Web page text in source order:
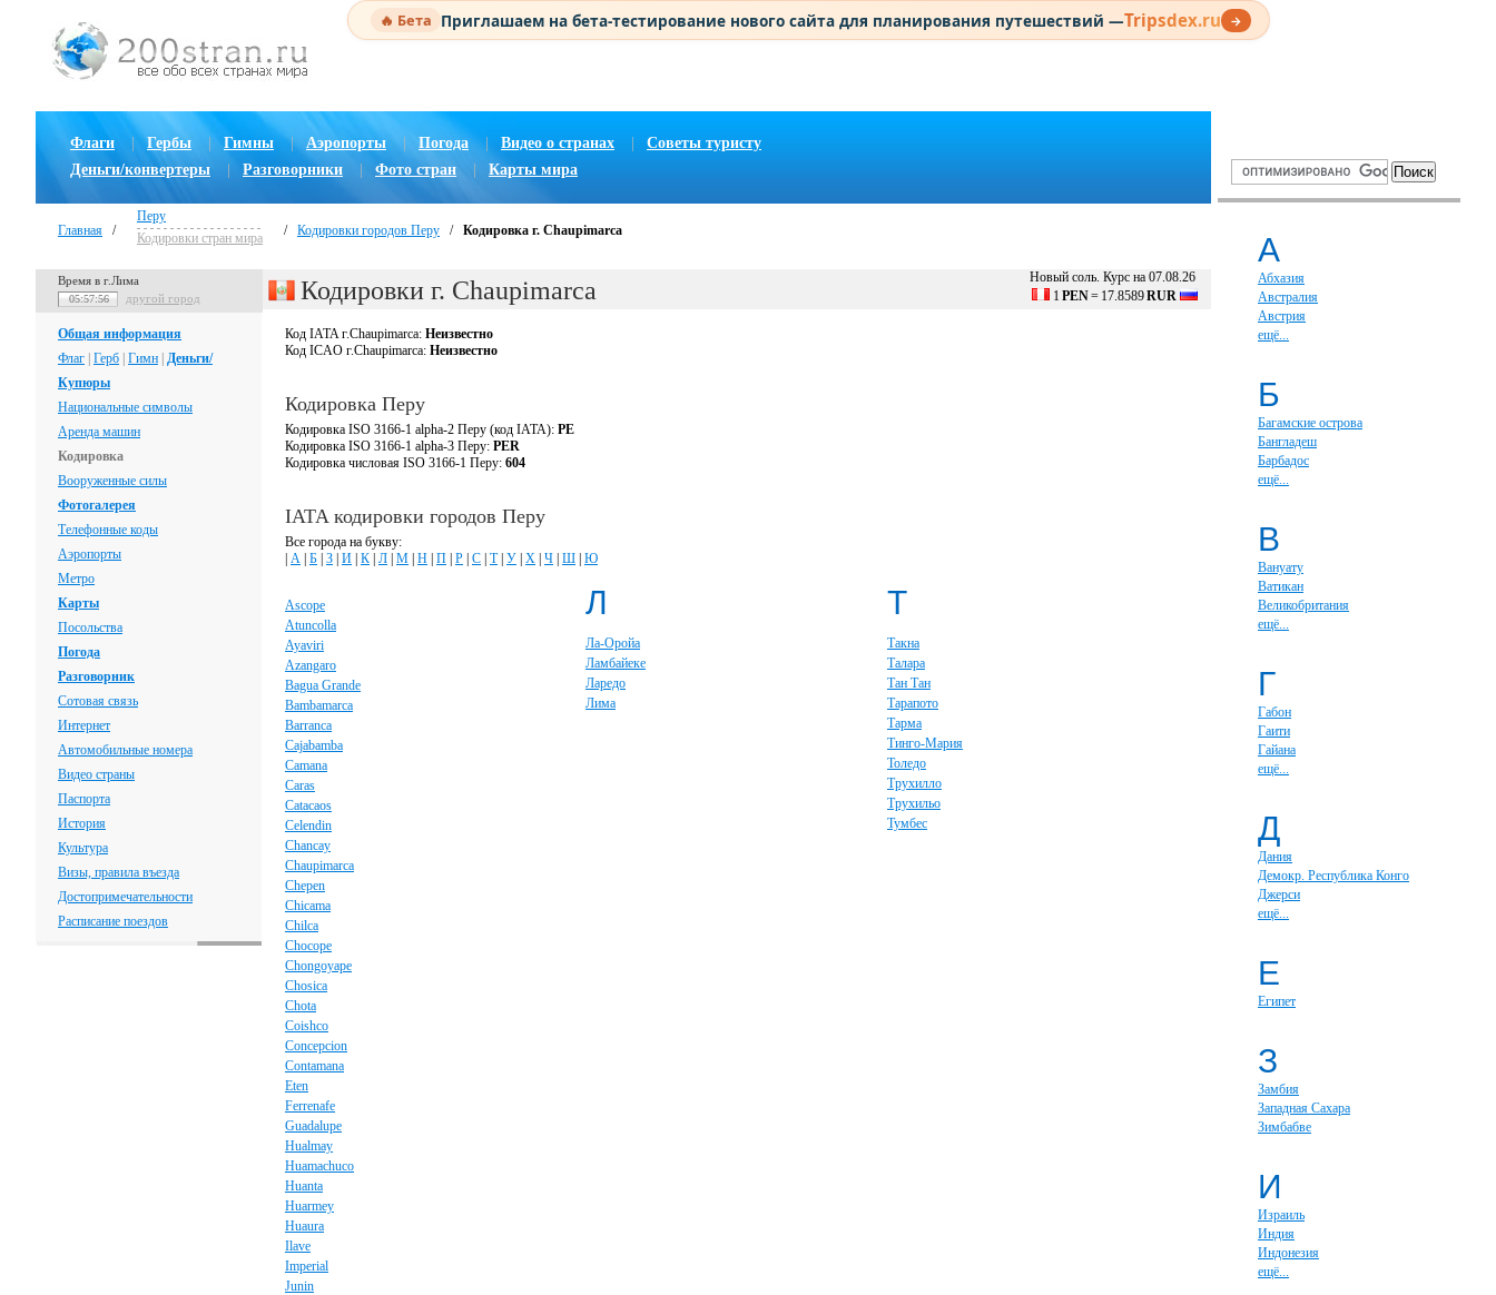
🔥 Бета Приглашаем на бета-тестирование нового сайта для планирования путешествий —Tripsdex.ru →
Флаги Гербы Гимны | Аэропорты Погода | Видео о странах
Советы туристу
Деньги/конвертеры
Разговорники Фото стран Карты мира
Главная /
Перу
Кодировки стран мира
/ Кодировки городов Перу / Кодировка г. Chaupimarca
Время в г.Лима
05:57:57 другой город
Общая информация
Флаг Герб Гимн Деньги/
Купюры
Национальные символы
Аренда машин
Кодировка
Вооруженные силы
Фотогалерея
Телефонные коды
Аэропорты
Метро
Карты
Посольства
Погода
Разговорник
Сотовая связь
Интернет
Автомобильные номера
Видео страны
Паспорта
История
Культура
Визы, правила въезда
Достопримечательности
Расписание поездов
Новый соль. Курс на 07.08.26
1 PEN= 17.8589RUR
Кодировки г. Chaupimarca
Код IATA г.Chaupimarca: Неизвестно
Код ICAO г.Chaupimarca: Неизвестно
Кодировка Перу
Кодировка ISO 3166-1 alpha-2 Перу (код IATA): PE
Кодировка ISO 3166-1 alpha-3 Перу: PER
Кодировка числовая ISO 3166-1 Перу: 604
IATA кодировки городов Перу
Все города на букву:
А Б З И К Л М Н П Р С Т| У Х Ч Ш Ю
Ascope
Atuncolla
Ayaviri
Azangaro
Bagua Grande
Bambamarca
Barranca
Cajabamba
Camana
Caras
Catacaos
Celendin
Chancay
Chaupimarca
Chepen
Chicama
Chilca
Chocope
Chongoyape
Chosica
Chota
Coishco
Concepcion
Contamana
Eten
Ferrenafe
Guadalupe
Hualmay
Huamachuco
Huanta
Huarmey
Huaura
Ilave
Imperial
Junin
Л
Ла-Оройа
Ламбайеке
Ларедо
Лима
Т
Такна
Талара
Тан Тан
Тарапото
Тарма
Тинго-Мария
Толедо
Трухилло
Трухильо
Тумбес
А
Абхазия
Австралия
Австрия
ещё...
Б
Багамские острова
Бангладеш
Барбадос
ещё...
В
Вануату
Ватикан
Великобритания
ещё...
Г
Габон
Гаити
Гайана
ещё...
Д
Дания
Демокр. Республика Конго
Джерси
ещё...
Е
Египет
З
Замбия
Западная Сахара
Зимбабве
И
Израиль
Индия
Индонезия
ещё...